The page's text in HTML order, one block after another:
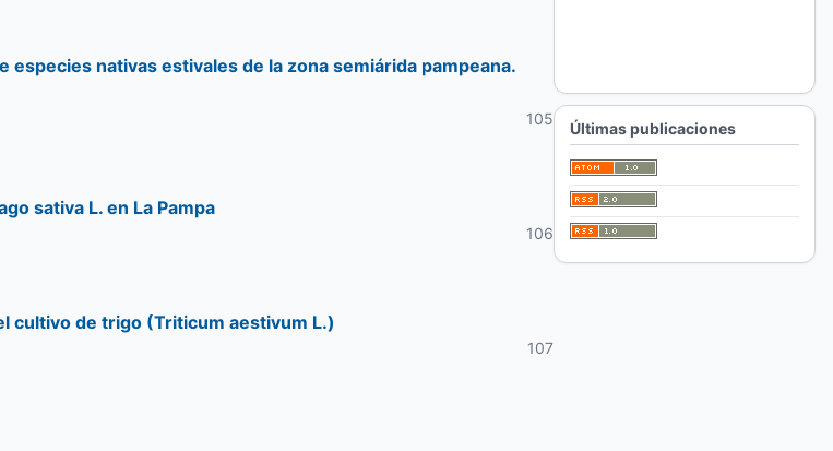
nativas estivales de la zona semiárida pampeana.
105
sativa L. en La Pampa
106
cultivo de trigo (Triticum aestivum L.)
107
Últimas publicaciones